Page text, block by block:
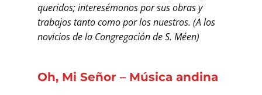
queridos; interesémonos por sus obras y
trabajos tanto como por los nuestros. (A los
novicios de la Congregación de S. Méen)
Oh, Mi Señor – Música andina